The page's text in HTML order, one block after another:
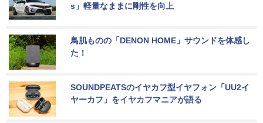
s」軽量なままに剛性を向上
鳥肌ものの「DENON HOME」サウンドを体感し
た！
SOUNDPEATSのイヤカフ型イヤフォン「UU2イ
ヤーカフ」をイヤカフマニアが語る